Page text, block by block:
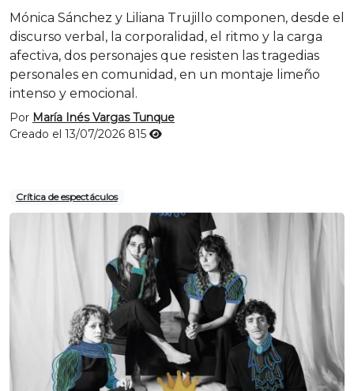
Mónica Sánchez y Liliana Trujillo componen, desde el
discurso verbal, la corporalidad, el ritmo y la carga
afectiva, dos personajes que resisten las tragedias
personales en comunidad, en un montaje limeño
intenso y emocional.
Por María Inés Vargas Tunque
Creado el 13/07/2026 815
Crítica de espectáculos